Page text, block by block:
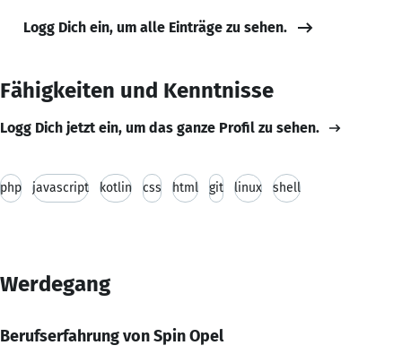
Logg Dich ein, um alle Einträge zu sehen.
Fähigkeiten und Kenntnisse
Logg Dich jetzt ein, um das ganze Profil zu sehen.
php javascript kotlin css html git linux shell
Werdegang
Berufserfahrung von Spin Opel